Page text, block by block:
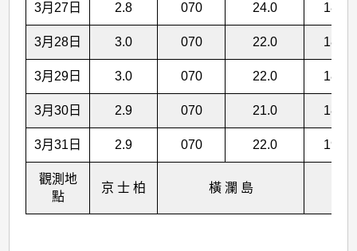
3月27日 2.8 070 24.0 18.7
3月28日 3.0 070 22.0 18.8
3月29日 3.0 070 22.0 18.8
3月30日 2.9 070 21.0 18.9
3月31日 2.9 070 22.0 19.0
觀測地
點
京 士 柏 橫 瀾 島